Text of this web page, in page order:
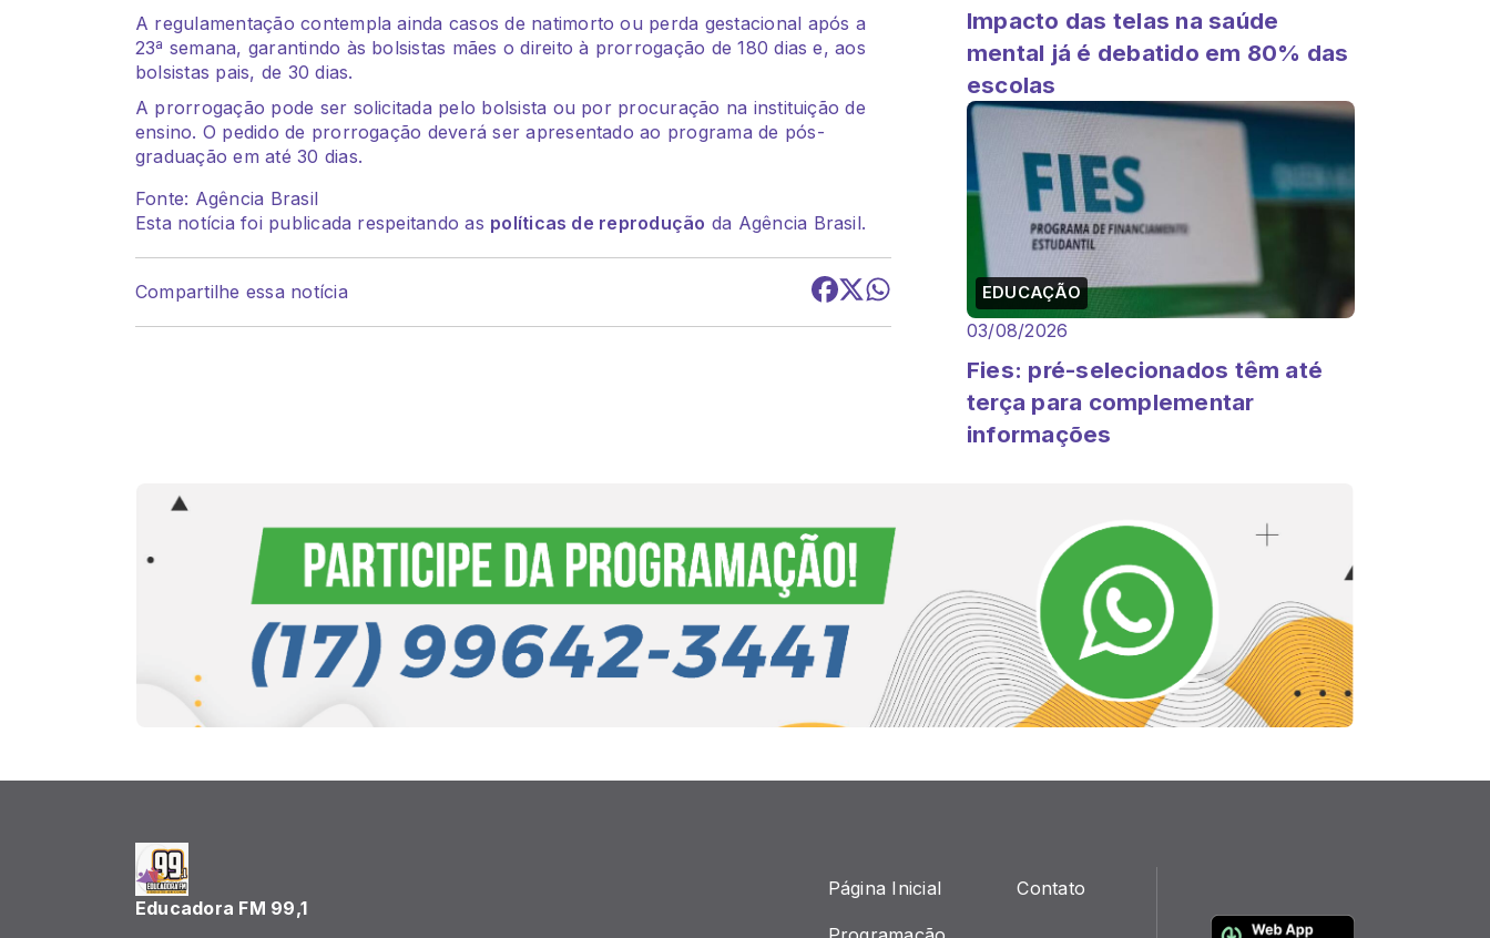
A regulamentação contempla ainda casos de natimorto ou perda gestacional após a
23ª semana, garantindo às bolsistas mães o direito à prorrogação de 180 dias e, aos
bolsistas pais, de 30 dias.
A prorrogação pode ser solicitada pelo bolsista ou por procuração na instituição de
ensino. O pedido de prorrogação deverá ser apresentado ao programa de pós-
graduação em até 30 dias.
Fonte: Agência Brasil
Esta notícia foi publicada respeitando as políticas de reprodução da Agência Brasil.
Compartilhe essa notícia
Impacto das telas na saúde
mental já é debatido em 80% das
escolas
EDUCAÇÃO
03/08/2026
Fies: pré-selecionados têm até
terça para complementar
informações
Educadora FM 99,1
Página Inicial Contato